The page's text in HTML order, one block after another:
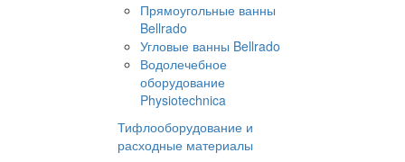
Прямоугольные ванны
Bellrado
Угловые ванны Bellrado
Водолечебное
оборудование
Physiotechnica
Тифлооборудование и
расходные материалы